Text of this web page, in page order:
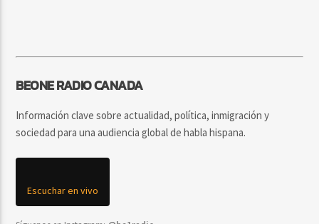
BEONE RADIO CANADA
Información clave sobre actualidad, política, inmigración y
sociedad para una audiencia global de habla hispana.
Escuchar en vivo